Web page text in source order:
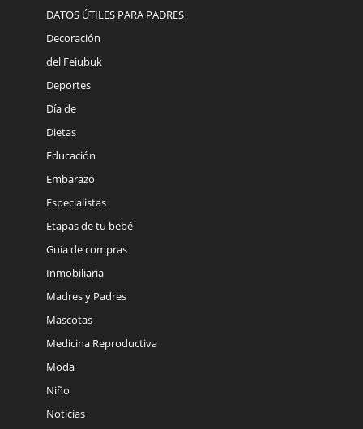
DATOS ÚTILES PARA PADRES
Decoración
del Feiubuk
Deportes
Día de
Dietas
Educación
Embarazo
Especialistas
Etapas de tu bebé
Guía de compras
Inmobiliaria
Madres y Padres
Mascotas
Medicina Reproductiva
Moda
Niño
Noticias